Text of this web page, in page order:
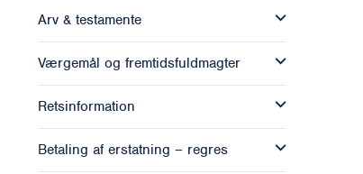
Arv & testamente
Værgemål og fremtidsfuldmagter
Retsinformation
Betaling af erstatning – regres